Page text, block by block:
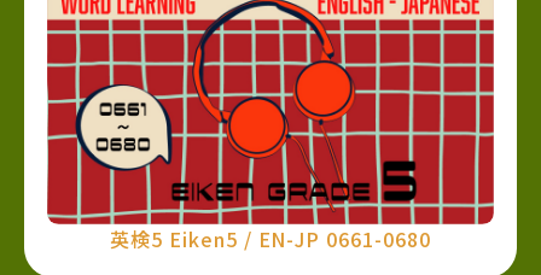
英検5 Eiken5 / EN-JP 0661-0680